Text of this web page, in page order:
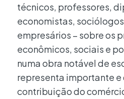
técnicos, professores,
economistas,
empresários – sobre os
econômicos, sociais e
numa obra notável de
representa importante
contribuição do